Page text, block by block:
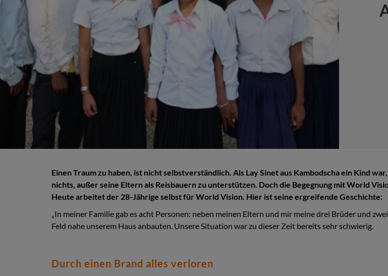
Einen Traum zu haben, ist nicht selbstverständlich. Als Lay Sinet aus Kambodscha ein Kind
nichts, außer seine Eltern als Reisbauern zu unterstützen. Doch die Begegnung mit World
Heute arbeitet der 28-Jährige selbst für World Vision. Hier ist seine ergreifende Geschichte:
„In meiner Familie gab es acht Personen: neben meinen Eltern und mir meine drei Brüder und
Feld nahe unserem Haus anbauten. Unsere Situation war zu dieser Zeit bereits sehr schwierig.
Durch einen Brand alles verloren